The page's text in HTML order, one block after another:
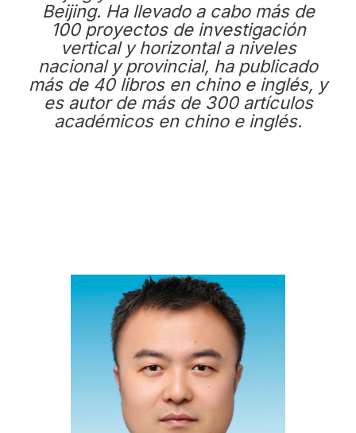
Beijing. Ha llevado a cabo más de
100 proyectos de investigación
vertical y horizontal a niveles
nacional y provincial, ha publicado
más de 40 libros en chino e inglés, y
es autor de más de 300 artículos
académicos en chino e inglés.